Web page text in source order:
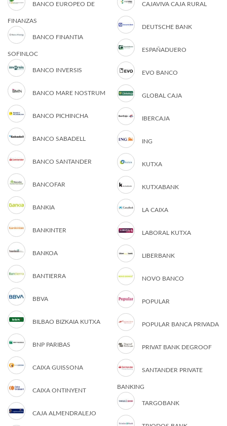
BANCO EUROPEO DE
FINANZAS
BANCO FINANTIA
SOFINLOC
BANCO INVERSIS
BANCO MARE NOSTRUM
BANCO PICHINCHA
BANCO SABADELL
BANCO SANTANDER
BANCOFAR
BANKIA
BANKINTER
BANKOA
BANTIERRA
BBVA
BILBAO BIZKAIA KUTXA
BNP PARIBAS
CAIXA GUISSONA
CAIXA ONTINYENT
CAJA ALMENDRALEJO
CAJAVIVA CAJA RURAL
DEUTSCHE BANK
ESPAÑADUERO
EVO BANCO
GLOBAL CAJA
IBERCAJA
ING
KUTXA
KUTXABANK
LA CAIXA
LABORAL KUTXA
LIBERBANK
NOVO BANCO
POPULAR
POPULAR BANCA PRIVADA
PRIVAT BANK DEGROOF
SANTANDER PRIVATE
BANKING
TARGOBANK